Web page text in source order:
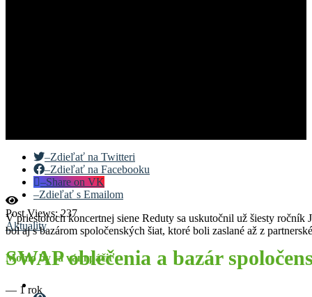
Post Views: 237
Aktuality
SWAP oblečenia a bazár
— 1 rok
–Zdieľať na Twitteri
–Zdieľať na Facebooku
–Share on VK
–Zdieľať s Emailom
V priestoroch koncertnej siene Reduty sa uskutočnil už šiesty
bol aj s bazárom spoločenských šiat, ktoré boli zaslané až z
Mohlo by sa vám páčiť